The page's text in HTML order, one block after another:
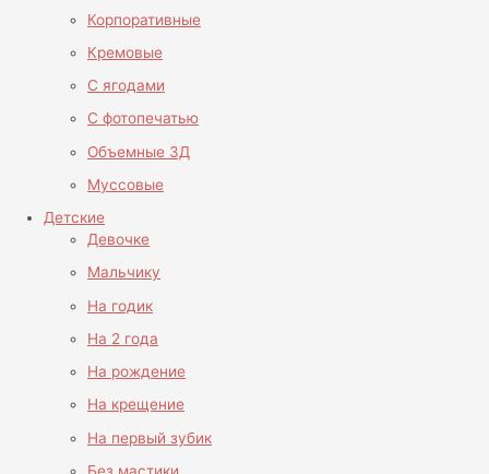
Корпоративные
Кремовые
С ягодами
С фотопечатью
Объемные 3Д
Муссовые
Детские
Девочке
Мальчику
На годик
На 2 года
На рождение
На крещение
На первый зубик